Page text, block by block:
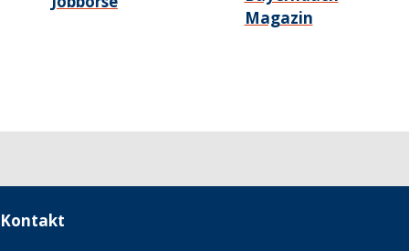
Magazin
Kontakt